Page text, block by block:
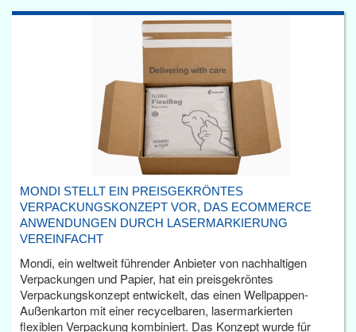
MONDI STELLT EIN PREISGEKRÖNTES
VERPACKUNGSKONZEPT VOR, DAS ECOMMERCE
ANWENDUNGEN DURCH LASERMARKIERUNG
VEREINFACHT
Mondi, ein weltweit führender Anbieter von nachhaltigen
Verpackungen und Papier, hat ein preisgekröntes
Verpackungskonzept entwickelt, das einen Wellpappen-
Außenkarton mit einer recycelbaren, lasermarkierten
flexiblen Verpackung kombiniert. Das Konzept wurde für